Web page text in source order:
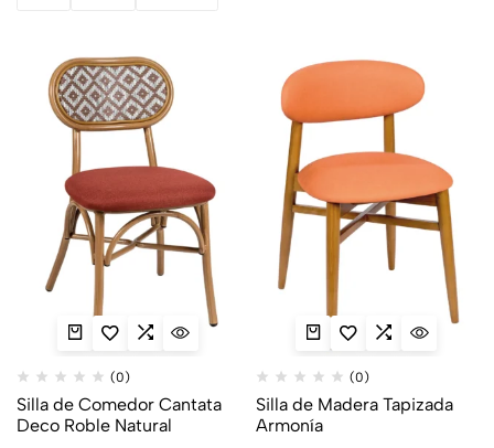
(0)
Silla de Comedor Cantata
Deco Roble Natural
(0)
Silla de Madera Tapizada
Armonía